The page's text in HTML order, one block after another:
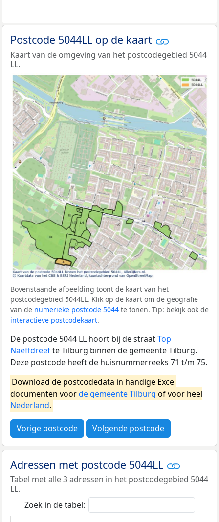
Postcode 5044LL op de kaart
Kaart van de omgeving van het postcodegebied 5044
LL.
Bovenstaande afbeelding toont de kaart van het
postcodegebied 5044LL. Klik op de kaart om de geografie
van de numerieke postcode 5044 te tonen. Tip: bekijk ook de
interactieve postcodekaart.
De postcode 5044 LL hoort bij de straatTop
Naeffdreefte Tilburg binnen de gemeente Tilburg.
Deze postcode heeft de huisnummerreeks 71 t/m 75.
Download de postcodedata in handige Excel
documenten voorde gemeente Tilburg of voor heel
Nederland.
Vorige postcode Volgende postcode
Adressen met postcode 5044LL
Tabel met alle 3 adressen in het postcodegebied 5044
LL.
Zoek in de tabel: